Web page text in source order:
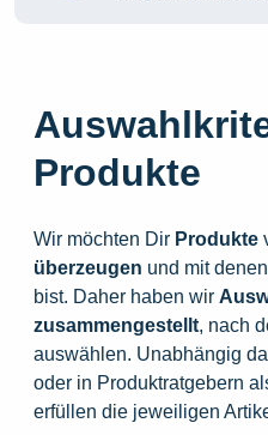
Produkte
Wir möchten Dir Produkte
überzeugen und mit
bist. Daher haben wir
zusammengestellt, nach
auswählen. Unabhängig
oder in Produktratgebern
erfüllen die jeweiligen